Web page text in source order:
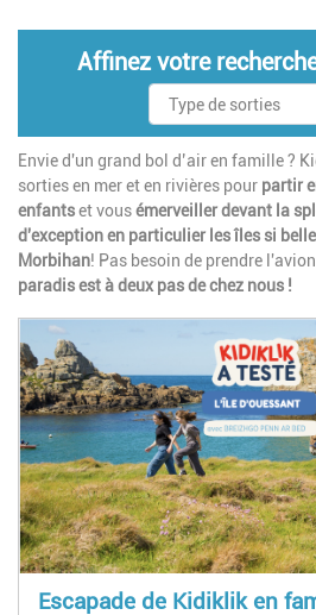
Affinez votre
Envie d'un grand bol d’air en famille ?
sorties en mer et en rivières pour partir
enfantset vousémerveiller devant la
d'exception en particulier les îles si
Morbihan! Pas besoin de prendre
paradis est à deux pas de chez nous !
Escapade de Kidiklik en